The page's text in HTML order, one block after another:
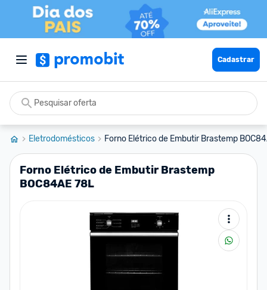
Cadastrar
Eletrodomésticos Forno Elétrico de Embutir Brastemp
Forno Elétrico de Embutir Brastemp
BOC84AE 78L